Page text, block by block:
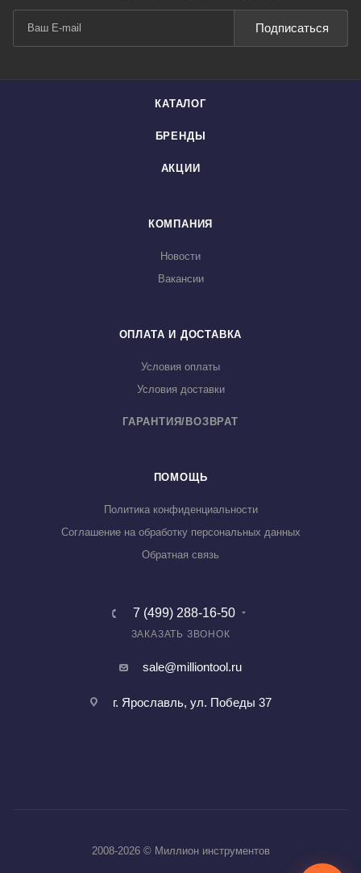
Подписаться
КАТАЛОГ
БРЕНДЫ
АКЦИИ
КОМПАНИЯ
Новости
Вакансии
ОПЛАТА И ДОСТАВКА
Условия оплаты
Условия доставки
ГАРАНТИЯ/ВОЗВРАТ
ПОМОЩЬ
Политика конфиденциальности
Соглашение на обработку персональных данных
Обратная связь
7 (499) 288-16-50
ЗАКАЗАТЬ ЗВОНОК
sale@milliontool.ru
г. Ярославль, ул. Победы 37
2008-2026 © Миллион инструментов